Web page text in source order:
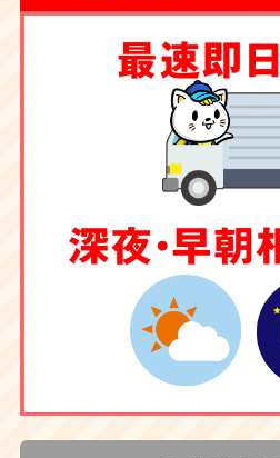
ムまで一手にお引き受けし
最速即
深夜・早朝